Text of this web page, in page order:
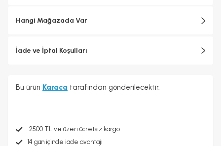
Hangi Mağazada Var
İade ve İptal Koşulları
Bu ürün Karaca tarafından gönderilecektir.
2500 TL ve üzeri ücretsiz kargo
14 gün içinde iade avantajı